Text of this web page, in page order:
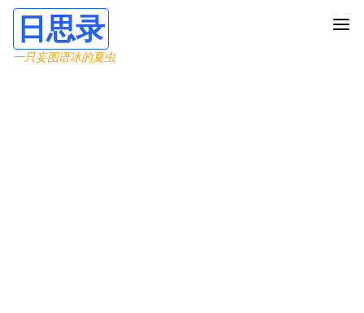
日思录
一只妄图语冰的夏虫